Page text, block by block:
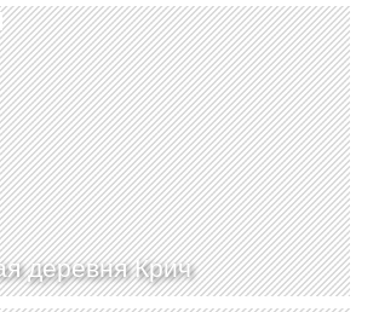
деревня Крич